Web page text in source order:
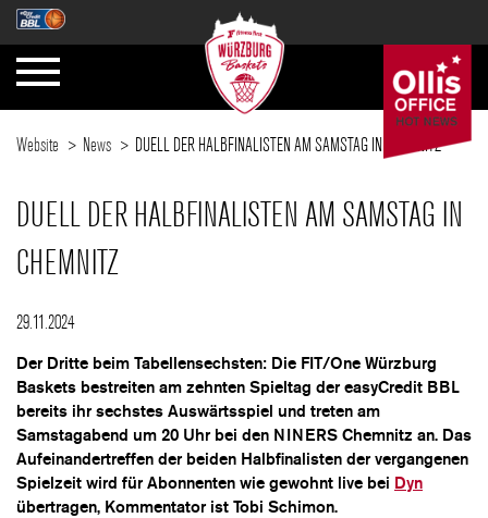
Website News DUELL DER HALBFINALISTEN AM SAMSTAG IN CHEMNITZ
DUELL DER HALBFINALISTEN AM SAMSTAG IN
CHEMNITZ
29.11.2024
Der Dritte beim Tabellensechsten: Die FIT/One Würzburg
Baskets bestreiten am zehnten Spieltag der easyCredit BBL
bereits ihr sechstes Auswärtsspiel und treten am
Samstagabend um 20 Uhr bei den NINERS Chemnitz an. Das
Aufeinandertreffen der beiden Halbfinalisten der vergangenen
Spielzeit wird für Abonnenten wie gewohnt live bei Dyn
übertragen, Kommentator ist Tobi Schimon.